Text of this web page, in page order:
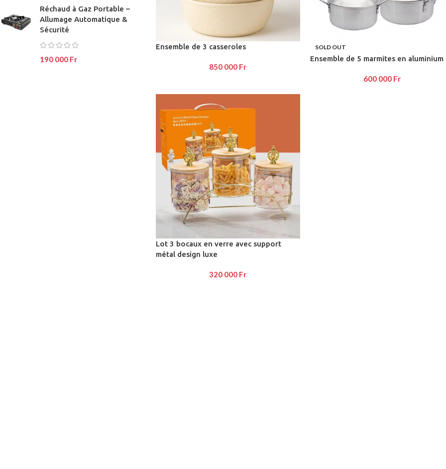
Small categories menu
Products list view
With background
Header overlap
Infinit scrolling
Load more button
Réchaud à Gaz Portable –
Allumage Automatique &
Sécurité
190 000 Fr
Ensemble de 3 casseroles
850 000 Fr
SOLD OUT
Ensemble de 5 marmites en aluminium
600 000 Fr
Lot 3 bocaux en verre avec support
métal design luxe
320 000 Fr